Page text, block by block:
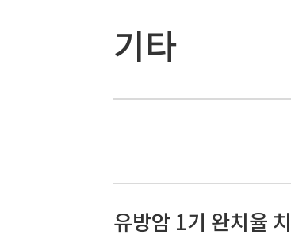
기타
유방암 1기 완치율